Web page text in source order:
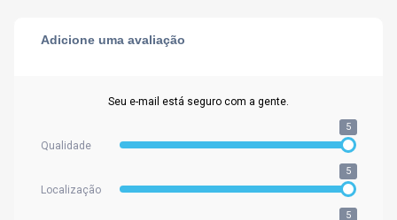
Adicione uma avaliação
Seu e-mail está seguro com a gente.
Qualidade
5
Localização
5
5